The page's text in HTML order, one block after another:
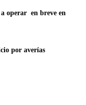
operar  en breve en
por averías